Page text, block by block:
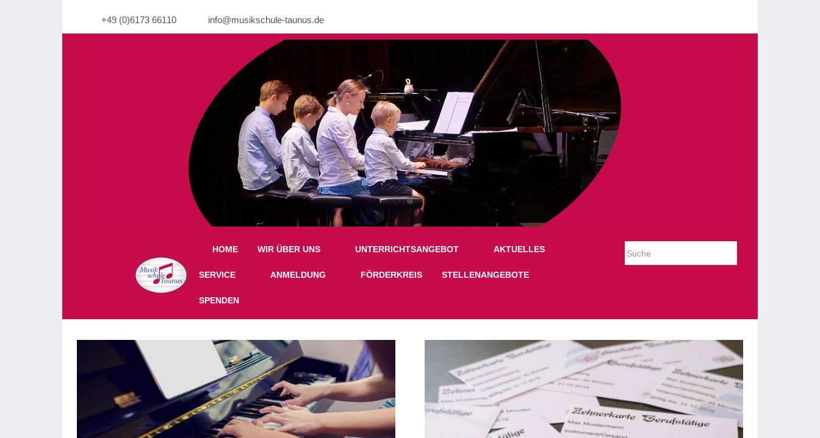
+49 (0)6173 66110 info@musikschule-taunus.de
Warning: Undefined property: stdClass::$imglink in /mnt/web605/e3/26/59781926/htdocs/Joomla2023/modules/mod_uk_slideshow/tmpl/default.php on line 54
Off-Canvas Toggle
HOME WIR ÜBER UNS UNTERRICHTSANGEBOT AKTUELLES
SERVICE ANMELDUNG FÖRDERKREIS STELLENANGEBOTE
SPENDEN